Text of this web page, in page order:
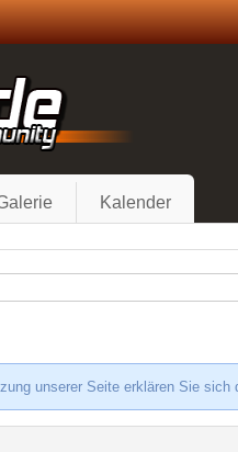
Kalender
unserer Seite erklären Sie